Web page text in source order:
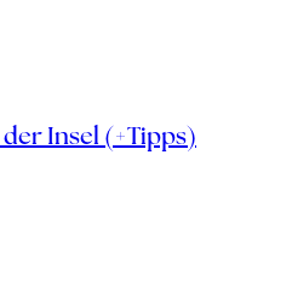
Insel (+Tipps)